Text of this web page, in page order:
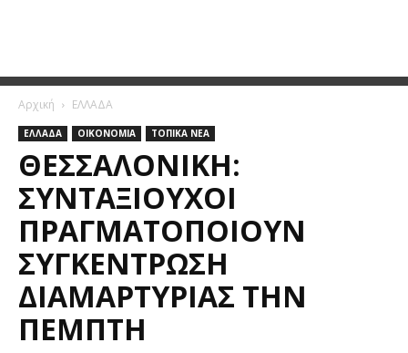
Αρχική ΕΛΛΑΔΑ
ΕΛΛΑΔΑ ΟΙΚΟΝΟΜΙΑ ΤΟΠΙΚΑ ΝΕΑ
ΘΕΣΣΑΛΟΝΊΚΗ:
ΣΥΝΤΑΞΙΟΎΧΟΙ
ΠΡΑΓΜΑΤΟΠΟΙΟΎΝ
ΣΥΓΚΈΝΤΡΩΣΗ
ΔΙΑΜΑΡΤΥΡΊΑΣ ΤΗΝ
ΠΈΜΠΤΗ